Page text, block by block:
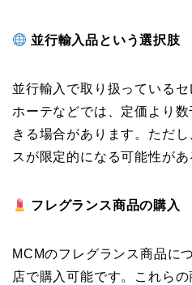
並行輸入品という選択肢
並行輸入で取り扱っている
ホーテなどでは、定価より
きる場合があります。ただ
スが限定的になる可能性があ
フレグランス商品の購入
MCMのフレグランス商品に
店で購入可能です。これら